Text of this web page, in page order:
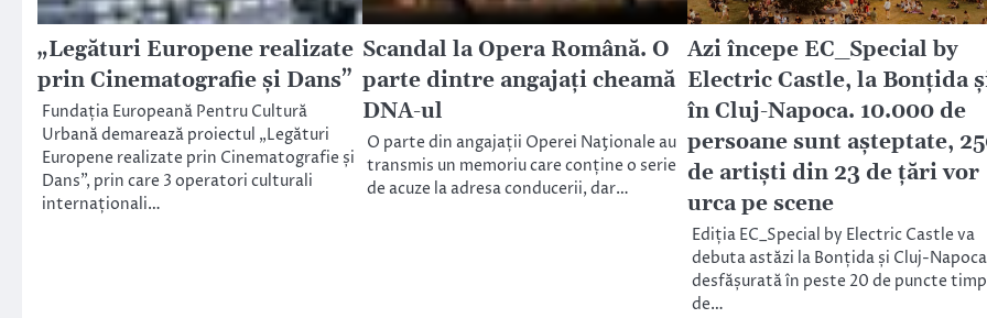
„Legături Europene realizate
prin Cinematografie și Dans”
Fundația Europeană Pentru Cultură
Urbană demarează proiectul „Legături
Europene realizate prin Cinematografie și
Dans”, prin care 3 operatori culturali
internaționali…
Scandal la Opera Română. O
parte dintre angajați cheamă
DNA-ul
O parte din angajații Operei Naţionale au
transmis un memoriu care conține o serie
de acuze la adresa conducerii, dar…
Azi începe EC_Special by
Electric Castle, la Bonțida
în Cluj-Napoca. 10.000 de
persoane sunt așteptate,
de artiști din 23 de țări vor
urca pe scene
Ediția EC_Special by Electric Castle va
debuta astăzi la Bonțida și Cluj-
desfășurată în peste 20 de puncte timp
de…